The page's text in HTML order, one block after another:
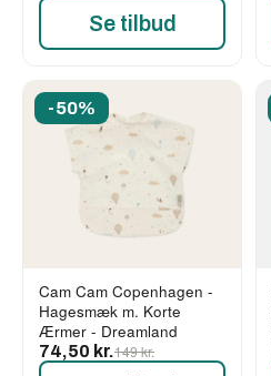
Se tilbud
-50%
Cam Cam Copenhagen -
Hagesmæk m. Korte
Ærmer - Dreamland
74,50 kr.149 kr.